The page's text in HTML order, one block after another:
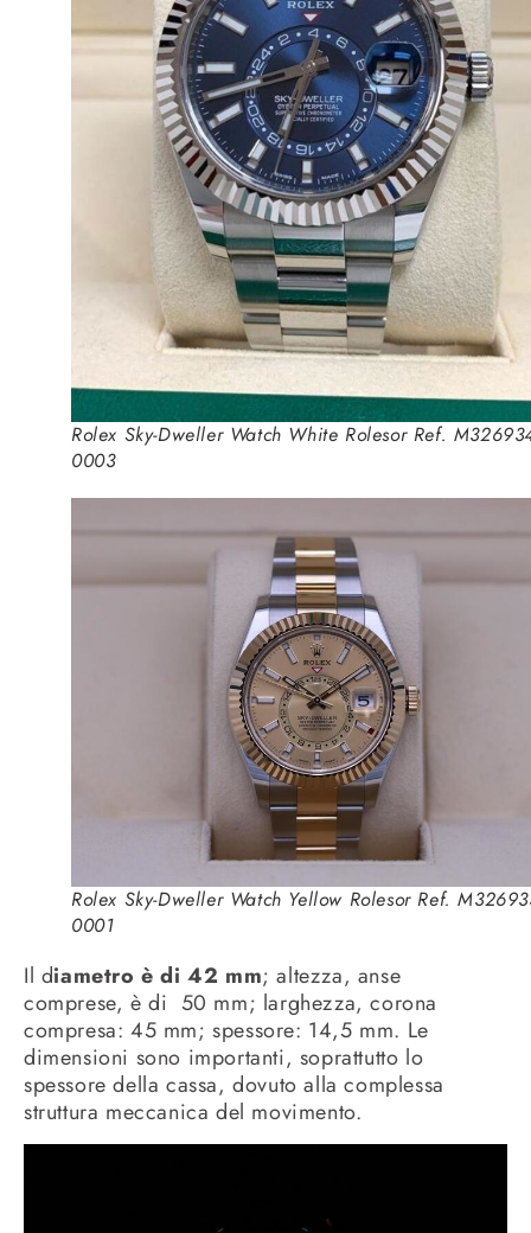
Rolex Sky-Dweller Watch White Rolesor Ref.
0003
Rolex Sky-Dweller Watch Yellow Rolesor Ref.
0001
Il diametro è di 42 mm; altezza, anse
comprese, è di 50 mm; larghezza, corona
compresa: 45 mm; spessore: 14,5 mm. Le
dimensioni sono importanti, soprattutto lo
spessore della cassa, dovuto alla complessa
struttura meccanica del movimento.